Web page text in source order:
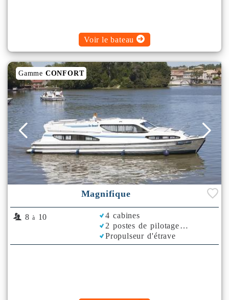
Voir le bateau
Gamme CONFORT
Magnifique
8 à 10
4 cabines
2 postes de pilotage
Propulseur d'étrave
Rafraichisseur d'Air